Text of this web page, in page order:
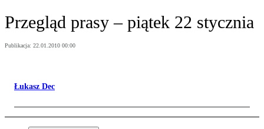
Przegląd prasy – piątek 22 stycznia
Publikacja: 22.01.2010 00:00
Łukasz Dec